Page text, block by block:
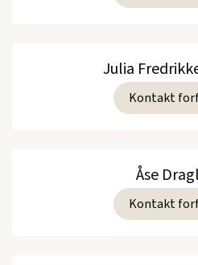
Julia
Kontakt
Åse
Kontakt